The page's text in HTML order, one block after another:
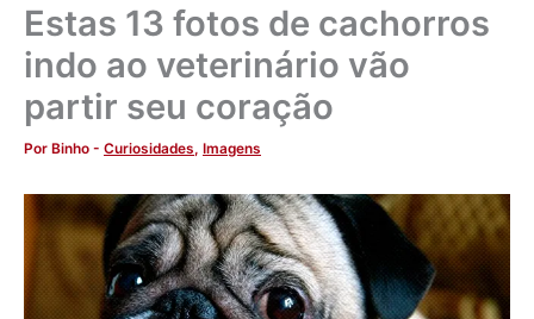
Estas 13 fotos de cachorros
indo ao veterinário vão
partir seu coração
Por Binho - Curiosidades, Imagens